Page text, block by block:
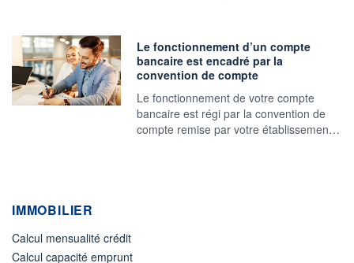
Le fonctionnement d’un compte
bancaire est encadré par la
convention de compte
Le fonctionnement de votre compte
bancaire est régi par la convention de
compte remise par votre établissemen…
IMMOBILIER
Calcul mensualité crédit
Calcul capacité emprunt